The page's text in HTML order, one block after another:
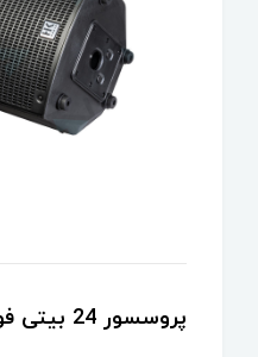
پروسسور 24 بیتی فوق حرفه ای !